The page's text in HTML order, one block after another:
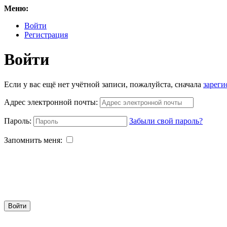
Меню:
Войти
Регистрация
Войти
Если у вас ещё нет учётной записи, пожалуйста, сначала
Адрес электронной почты:
Пароль: Забыли свой пароль?
Запомнить меня:
Войти